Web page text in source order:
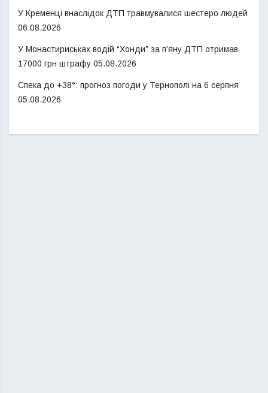
У Кременці внаслідок ДТП травмувалися шестеро людей
06.08.2026
У Монастириськах водій “Хонди” за п’яну ДТП отримав
17000 грн штрафу 05.08.2026
Спека до +38°: прогноз погоди у Тернополі на 6 серпня
05.08.2026